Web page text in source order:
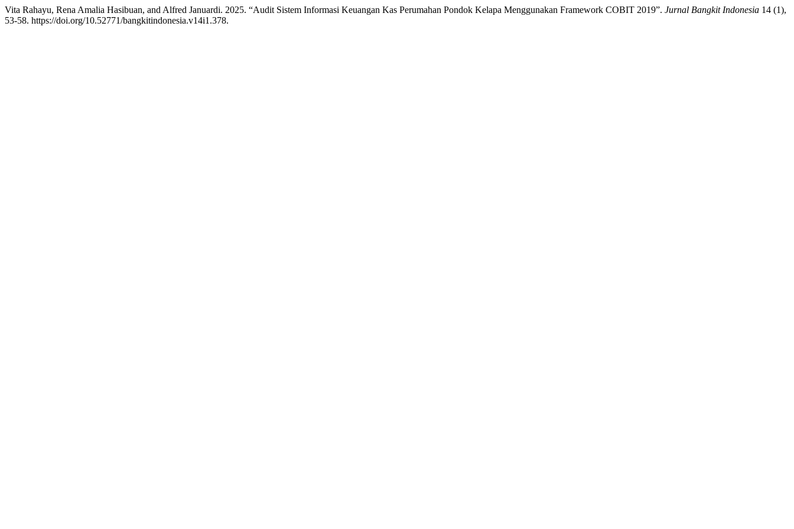
Vita Rahayu, Rena Amalia Hasibuan, and Alfred Januardi. 2025. “Audit Sistem Informasi Keuangan Kas Perumahan Pondok Kelapa Menggunakan Framework COBIT 2019”. Jurnal Bangkit Indonesia 14 (1),
53-58. https://doi.org/10.52771/bangkitindonesia.v14i1.378.